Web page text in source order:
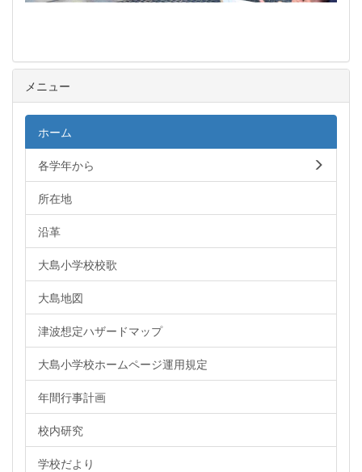
メニュー
ホーム
各学年から
所在地
沿革
大島小学校校歌
大島地図
津波想定ハザードマップ
大島小学校ホームページ運用規定
年間行事計画
校内研究
学校だより